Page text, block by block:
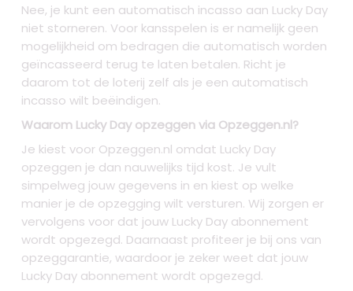
Nee, je kunt een automatisch incasso aan Lucky Day
niet storneren. Voor kansspelen is er namelijk geen
mogelijkheid om bedragen die automatisch worden
geïncasseerd terug te laten betalen. Richt je
daarom tot de loterij zelf als je een automatisch
incasso wilt beëindigen.
Waarom Lucky Day opzeggen via Opzeggen.nl?
Je kiest voor Opzeggen.nl omdat Lucky Day
opzeggen je dan nauwelijks tijd kost. Je vult
simpelweg jouw gegevens in en kiest op welke
manier je de opzegging wilt versturen. Wij zorgen er
vervolgens voor dat jouw Lucky Day abonnement
wordt opgezegd. Daarnaast profiteer je bij ons van
opzeggarantie, waardoor je zeker weet dat jouw
Lucky Day abonnement wordt opgezegd.